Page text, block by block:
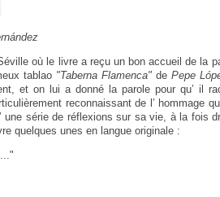
où le livre a reçu un bon accueil de la
tablao "Taberna Flamenca"de Pepe
et on lui a donné la parole pour qu’ il
reconnaissant de l’ hommage
série de réflexions sur sa vie, à la fois
quelques unes en langue originale :